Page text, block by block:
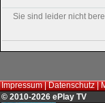
Sie sind leider nicht
Impressum|Datenschutz|
© 2010-2026 ePlay TV